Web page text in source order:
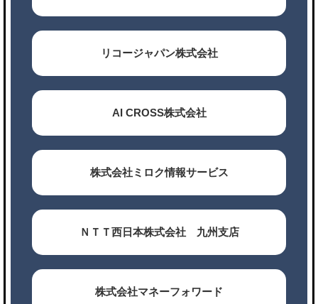
リコージャパン株式会社
AI CROSS株式会社
株式会社ミロク情報サービス
ＮＴＴ西日本株式会社 九州支店
株式会社マネーフォワード